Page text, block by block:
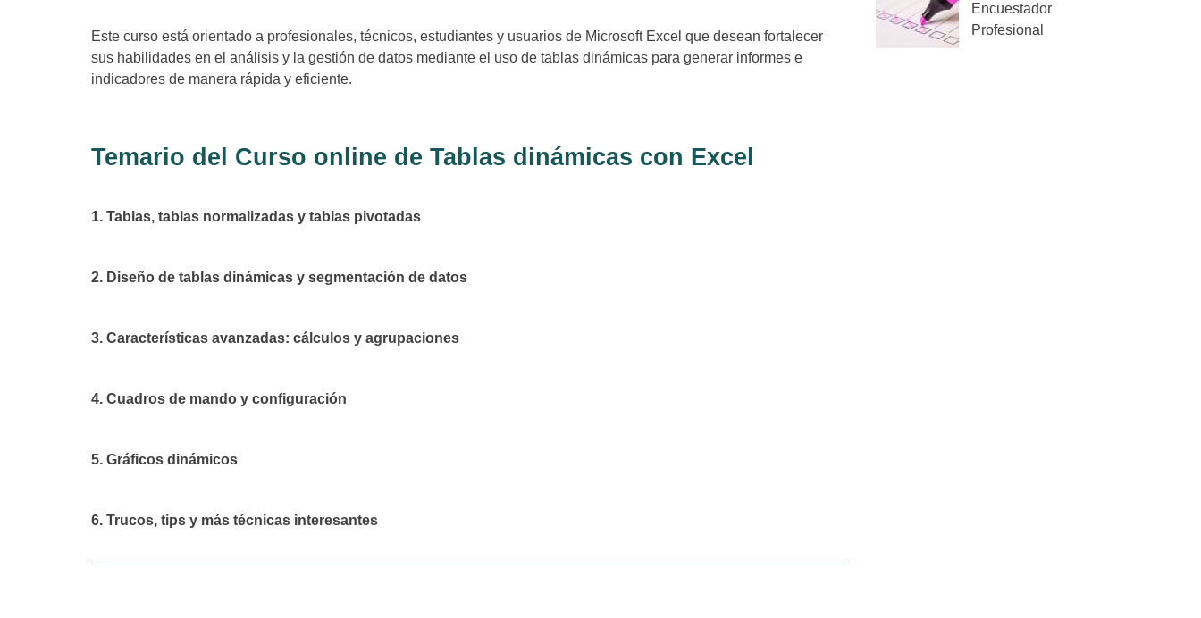
Este curso está orientado a profesionales, técnicos, estudiantes y usuarios de Microsoft Excel que desean fortalecer
sus habilidades en el análisis y la gestión de datos mediante el uso de tablas dinámicas para generar informes e
indicadores de manera rápida y eficiente.
Temario del Curso online de Tablas dinámicas con Excel
1. Tablas, tablas normalizadas y tablas pivotadas
2. Diseño de tablas dinámicas y segmentación de datos
3. Características avanzadas: cálculos y agrupaciones
4. Cuadros de mando y configuración
5. Gráficos dinámicos
6. Trucos, tips y más técnicas interesantes
Encuestador
Profesional